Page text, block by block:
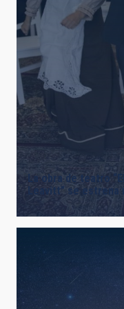
La obra de teatro
Leavitt” se estrena